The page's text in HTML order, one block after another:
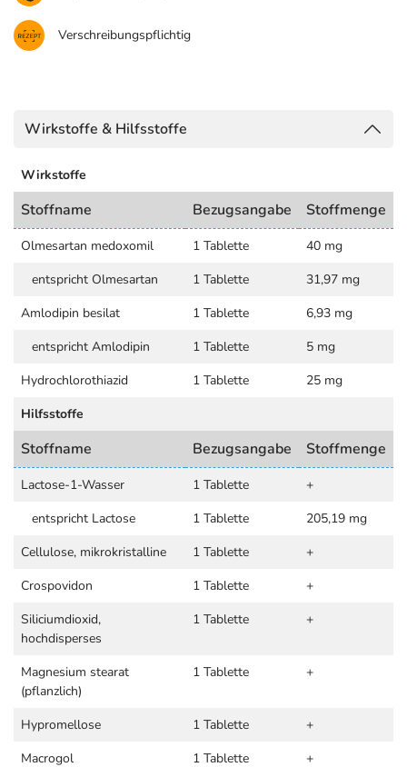
Verschreibungspflichtig
Wirkstoffe & Hilfsstoffe
Wirkstoffe
Stoffname Bezugsangabe Stoffmenge
Olmesartan medoxomil 1 Tablette
40 mg
entspricht Olmesartan
1 Tablette
31,97 mg
Amlodipin besilat
1 Tablette
6,93 mg
entspricht Amlodipin
1 Tablette
5 mg
Hydrochlorothiazid
1 Tablette
25 mg
Hilfsstoffe
Stoffname Bezugsangabe Stoffmenge
Lactose-1-Wasser 1 Tablette
+
entspricht Lactose
1 Tablette
205,19 mg
Cellulose, mikrokristalline
1 Tablette
+
Crospovidon
1 Tablette
+
Siliciumdioxid,
hochdisperses
1 Tablette +
Magnesium stearat
(pflanzlich)
1 Tablette +
Hypromellose 1 Tablette
+
Macrogol
1 Tablette +